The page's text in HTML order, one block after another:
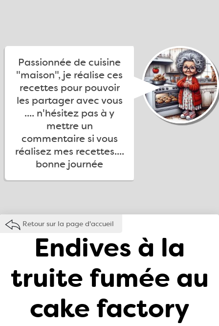
Passionnée de cuisine
"maison", je réalise ces
recettes pour pouvoir
les partager avec vous
.... n'hésitez pas à y
mettre un
commentaire si vous
réalisez mes recettes....
bonne journée
Retour sur la page d'accueil
Endives à la
truite fumée au
cake factory